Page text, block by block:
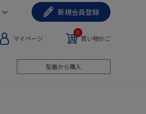
新規会員登録
マイページ 買い物かご
0
型番から購入